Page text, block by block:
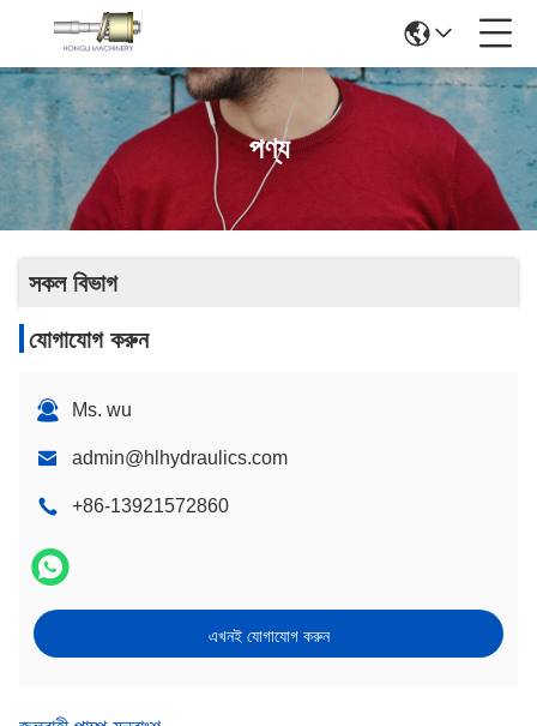
পণ্য
সকল বিভাগ
যোগাযোগ করুন
Ms. wu
admin@hlhydraulics.com
+86-13921572860
এখনই যোগাযোগ করুন